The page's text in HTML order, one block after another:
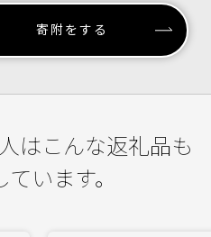
寄附をする
はこんな返礼品も
います。